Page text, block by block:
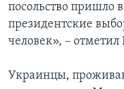
посольство пришло
президентские
человек», –
Украинцы,